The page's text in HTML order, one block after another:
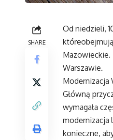
SHARE
Od niedzieli,
Warszawie.
Modernizacja
Główną
wymagała
modernizacja
konieczne,